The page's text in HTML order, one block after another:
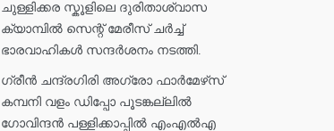
ചുള്ളിക്കര സ്കൂളിലെ ദുരിതാശ്വാസ
ക്യാമ്പിൽ സെന്റ് മേരീസ് ചർച്ച്
ഭാരവാഹികൾ സന്ദർശനം നടത്തി.
ഗ്രീൻ ചന്ദ്രഗിരി അഗ്രോ ഫാർമേഴ്‌സ്
കമ്പനി വളം ഡിപ്പോ പൂടങ്കല്ലിൽ
ഗോവിന്ദൻ പള്ളിക്കാപ്പിൽ എംഎൽഎ